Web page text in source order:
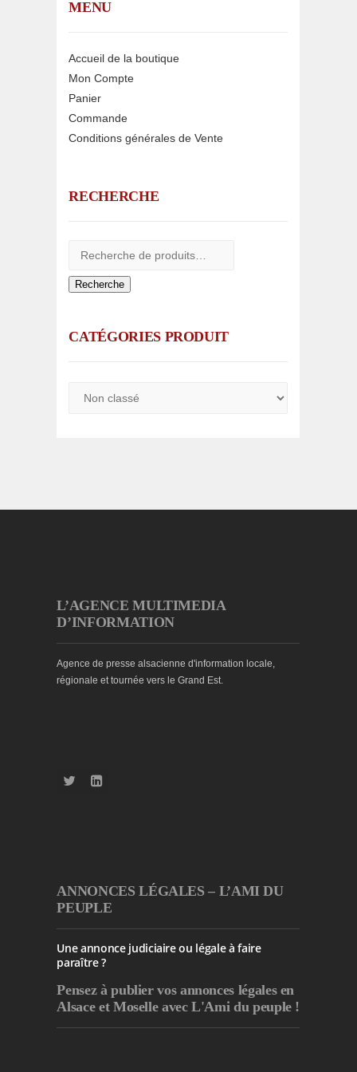
MENU
Accueil de la boutique
Mon Compte
Panier
Commande
Conditions générales de Vente
RECHERCHE
Recherche
CATÉGORIES PRODUIT
L’AGENCE MULTIMEDIA
D’INFORMATION
Agence de presse alsacienne d'information locale,
régionale et tournée vers le Grand Est.
ANNONCES LÉGALES – L’AMI DU
PEUPLE
Une annonce judiciaire ou légale à faire
paraître ?
Pensez à publiervos annonces légales en
Alsace et Moselle avec L'Ami du peuple !